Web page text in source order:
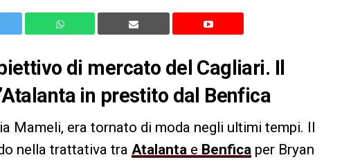
di mercato del Cagliari. Il
in prestito dal Benfica
Mameli, era tornato di moda negli ultimi tempi. Il
nella trattativa tra Atalanta e Benfica per Bryan